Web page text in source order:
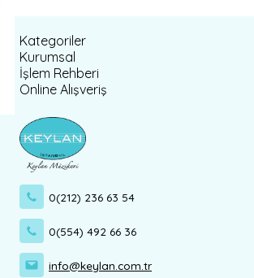
Kategoriler
Kurumsal
İşlem Rehberi
Online Alışveriş
0(212) 236 63 54
0(554) 492 66 36
info@keylan.com.tr